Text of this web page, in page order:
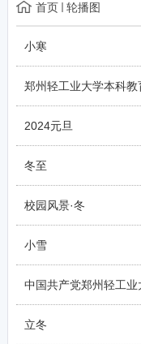
首页 轮播图
小寒
郑州轻工业大学本科
2024元旦
冬至
校园风景·冬
小雪
中国共产党郑州轻工
立冬